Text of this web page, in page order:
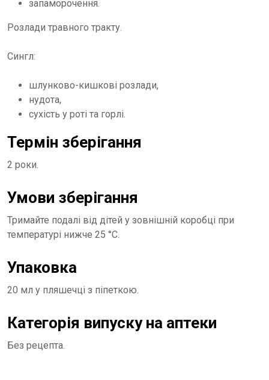
запаморочення.
Розлади травного тракту.
Сингл:
шлунково-кишкові розлади,
нудота,
сухість у роті та горлі.
Термін зберігання
2 роки.
Умови зберігання
Тримайте подалі від дітей у зовнішній коробці при
температурі нижче 25 °C.
Упаковка
20 мл у пляшечці з піпеткою.
Категорія випуску на аптеки
Без рецепта.